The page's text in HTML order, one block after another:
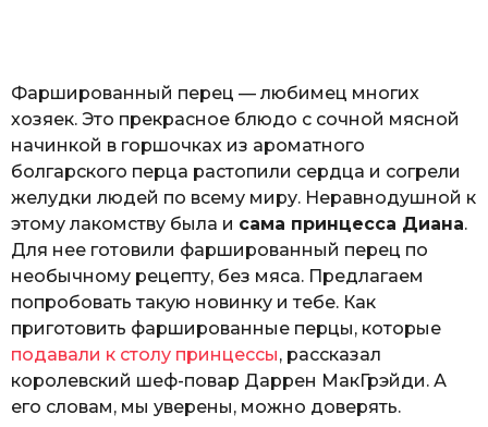
р
к
л
ю
к
Фаршированный перец — любимец многих
хозяек. Это прекрасное блюдо с сочной мясной
начинкой в горшочках из ароматного
болгарского перца растопили сердца и согрели
желудки людей по всему миру. Неравнодушной к
этому лакомству была и сама принцесса Диана.
Для нее готовили фаршированный перец по
необычному рецепту, без мяса. Предлагаем
попробовать такую новинку и тебе. Как
приготовить фаршированные перцы, которые
подавали к столу принцессы, рассказал
королевский шеф-повар Даррен МакГрэйди. А
его словам, мы уверены, можно доверять.